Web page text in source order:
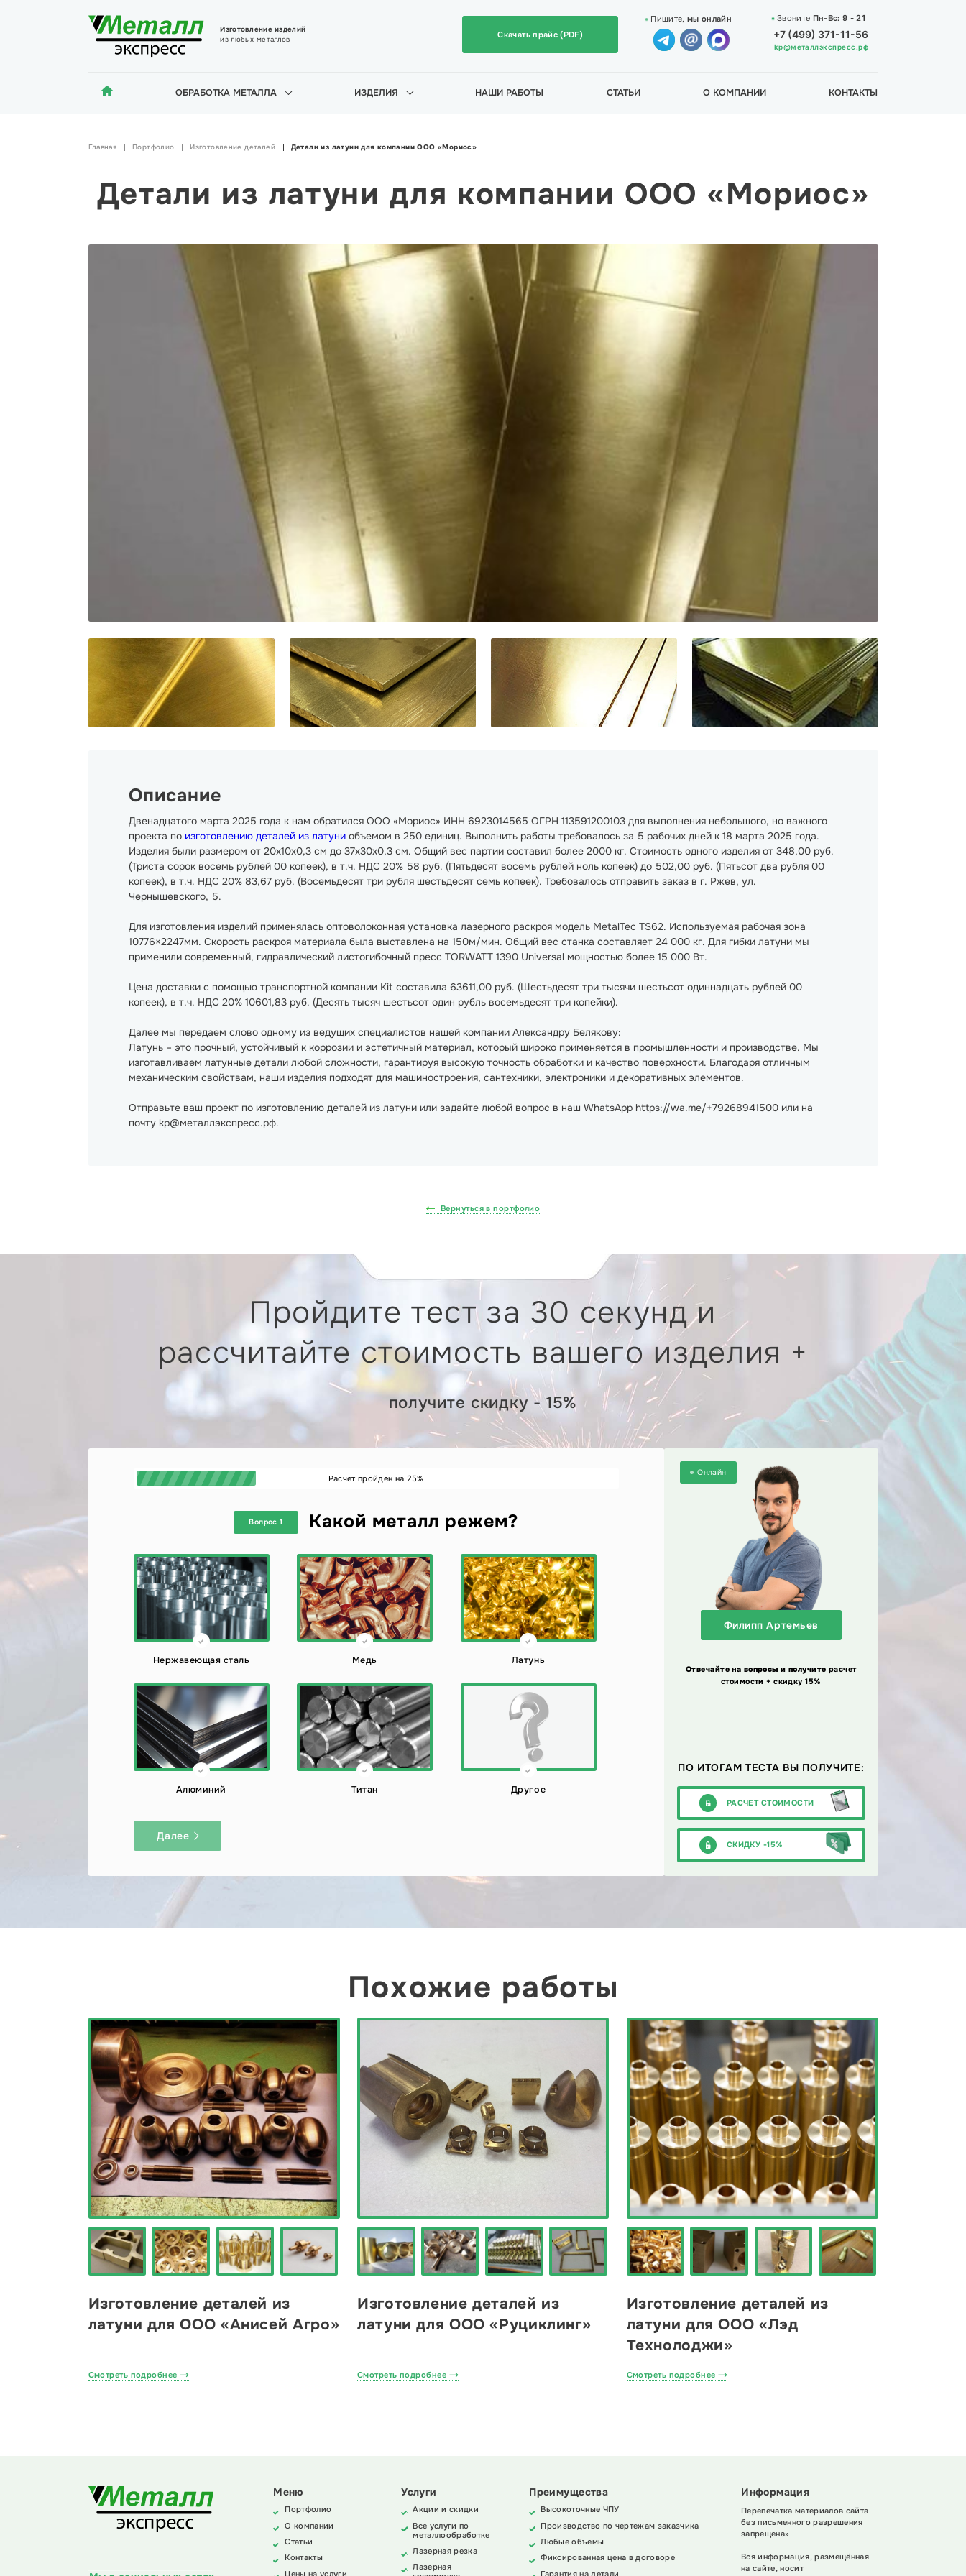
Изготовление изделий
из любых металлов
Скачать прайс (PDF)
Пишите,мы онлайн Звоните Пн-Вс: 9 - 21
+7 (499) 371-11-56
kp@металлэкспресс.рф
ОБРАБОТКА МЕТАЛЛА ИЗДЕЛИЯ НАШИ РАБОТЫ СТАТЬИ О КОМПАНИИ КОНТАКТЫ
Главная Портфолио Изготовление деталей Детали из латуни для компании ООО «Мориос»
Детали из латуни для компании ООО «Мориос»
Описание
Двенадцатого марта 2025 года к нам обратился ООО «Мориос» ИНН 6923014565 ОГРН 113591200103 для выполнения небольшого, но важного
проекта по изготовлению деталей из латуни объемом в 250 единиц. Выполнить работы требовалось за 5 рабочих дней к 18 марта 2025 года.
Изделия были размером от 20х10х0,3 см до 37х30х0,3 см. Общий вес партии составил более 2000 кг. Стоимость одного изделия от 348,00 руб.
(Триста сорок восемь рублей 00 копеек), в т.ч. НДС 20% 58 руб. (Пятьдесят восемь рублей ноль копеек) до 502,00 руб. (Пятьсот два рубля 00
копеек), в т.ч. НДС 20% 83,67 руб. (Восемьдесят три рубля шестьдесят семь копеек). Требовалось отправить заказ в г. Ржев, ул.
Чернышевского, 5.
Для изготовления изделий применялась оптоволоконная установка лазерного раскроя модель MetalTec TS62. Используемая рабочая зона
10776×2247мм. Скорость раскроя материала была выставлена на 150м/мин. Общий вес станка составляет 24 000 кг. Для гибки латуни мы
применили современный, гидравлический листогибочный пресс TORWATT 1390 Universal мощностью более 15 000 Вт.
Цена доставки с помощью транспортной компании Kit составила 63611,00 руб. (Шестьдесят три тысячи шестьсот одиннадцать рублей 00
копеек), в т.ч. НДС 20% 10601,83 руб. (Десять тысяч шестьсот один рубль восемьдесят три копейки).
Далее мы передаем слово одному из ведущих специалистов нашей компании Александру Белякову:
Латунь – это прочный, устойчивый к коррозии и эстетичный материал, который широко применяется в промышленности и производстве. Мы
изготавливаем латунные детали любой сложности, гарантируя высокую точность обработки и качество поверхности. Благодаря отличным
механическим свойствам, наши изделия подходят для машиностроения, сантехники, электроники и декоративных элементов.
Отправьте ваш проект по изготовлению деталей из латуни или задайте любой вопрос в наш WhatsApp https://wa.me/+79268941500 или на
почту kp@металлэкспресс.рф.
Вернуться в портфолио
Пройдите тест за 30 секунд и
рассчитайте стоимость вашего изделия +
получите скидку - 15%
Расчет пройден на 25%
Вопрос 1 Какой металл режем?
Нержавеющая сталь Медь Латунь
Алюминий Титан Другое
Далее
Онлайн
Филипп Артемьев
Отвечайте на вопросы и получите расчет
стоимости + скидку 15%
ПО ИТОГАМ ТЕСТА ВЫ ПОЛУЧИТЕ:
РАСЧЕТ СТОИМОСТИ
СКИДКУ -15%
Похожие работы
Изготовление деталей из
латуни для ООО «Анисей Агро»
Смотреть подробнее
Изготовление деталей из
латуни для ООО «Руциклинг»
Смотреть подробнее
Изготовление деталей из
латуни для ООО «Лэд
Технолоджи»
Смотреть подробнее
Меню
Портфолио
О компании
Статьи
Контакты
Цены на услуги
Услуги
Акции и скидки
Все услуги по
металлообработке
Лазерная резка
Лазерная
Преимущества
Высокоточные ЧПУ
Производство по чертежам заказчика
Любые объемы
Фиксированная цена в договоре
Гарантия на детали
Информация
Перепечатка материалов сайта
без письменного разрешения
запрещена»
Вся информация, размещённая
на сайте, носит